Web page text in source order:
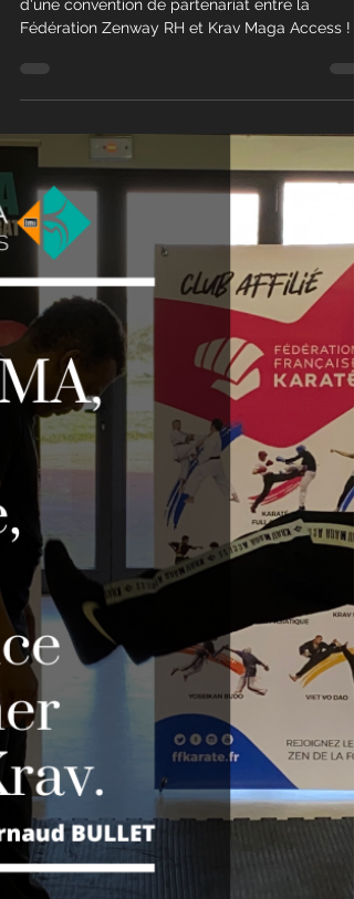
access et
Zenway : self-
défense et bien-
etre ! 🎉
Nous sommes ravis d'annoncer la signature
d'une convention de partenariat entre la
Fédération Zenway RH et Krav Maga Access !